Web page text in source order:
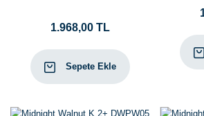
1.968,00 TL
Sepete Ekle